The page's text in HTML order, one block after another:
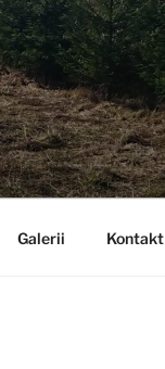
Galerii Kontakt